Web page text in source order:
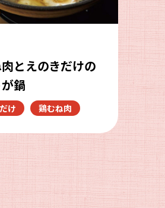
とえのきだけの
鍋
け 鶏むね肉